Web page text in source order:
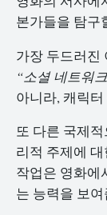
본가들을 탐구
가장 두드러진
“소셜 네트워
아니라, 캐릭
또 다른 국제
리적 주제에
작업은 영화에
는 능력을 보